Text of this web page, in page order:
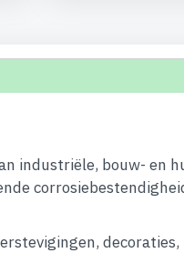
industriële, bouw- en